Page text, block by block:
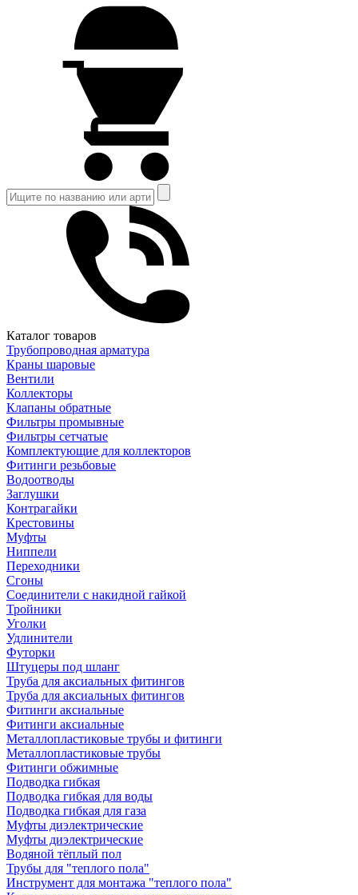
Каталог товаров
Трубопроводная арматура
Краны шаровые
Вентили
Коллекторы
Клапаны обратные
Фильтры промывные
Фильтры сетчатые
Комплектующие для коллекторов
Фитинги резьбовые
Водоотводы
Заглушки
Контрагайки
Крестовины
Муфты
Ниппели
Переходники
Сгоны
Соединители с накидной гайкой
Тройники
Уголки
Удлинители
Футорки
Штуцеры под шланг
Труба для аксиальных фитингов
Труба для аксиальных фитингов
Фитинги аксиальные
Фитинги аксиальные
Металлопластиковые трубы и фитинги
Металлопластиковые трубы
Фитинги обжимные
Подводка гибкая
Подводка гибкая для воды
Подводка гибкая для газа
Муфты диэлектрические
Муфты диэлектрические
Водяной тёплый пол
Трубы для "теплого пола"
Инструмент для монтажа "теплого пола"